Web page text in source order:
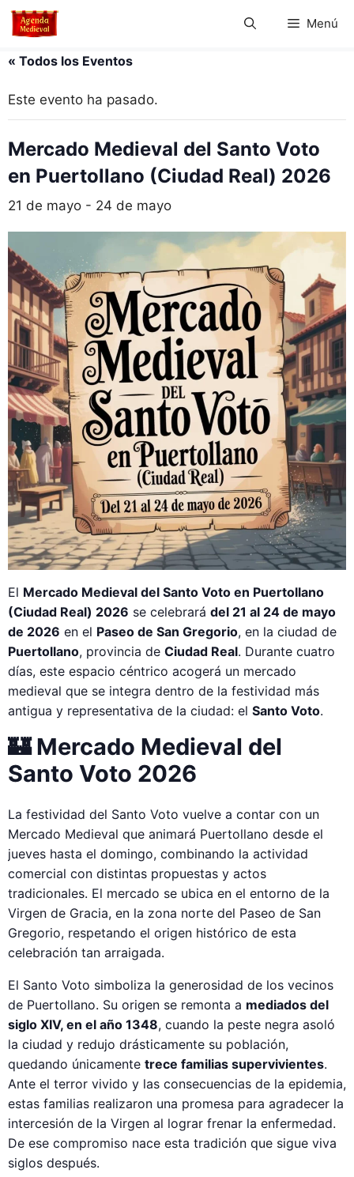
Saltar
Menú
« Todos los Eventos
Este evento ha pasado.
Mercado Medieval del Santo Voto
en Puertollano (Ciudad Real) 2026
21 de mayo - 24 de mayo
El Mercado Medieval del Santo Voto en Puertollano
(Ciudad Real) 2026 se celebrará del 21 al 24 de mayo
de 2026 en el Paseo de San Gregorio, en la ciudad de
Puertollano, provincia de Ciudad Real. Durante cuatro
días, este espacio céntrico acogerá un mercado
medieval que se integra dentro de la festividad más
antigua y representativa de la ciudad: el Santo Voto.
🏰 Mercado Medieval del
Santo Voto 2026
La festividad del Santo Voto vuelve a contar con un
Mercado Medieval que animará Puertollano desde el
jueves hasta el domingo, combinando la actividad
comercial con distintas propuestas y actos
tradicionales. El mercado se ubica en el entorno de la
Virgen de Gracia, en la zona norte del Paseo de San
Gregorio, respetando el origen histórico de esta
celebración tan arraigada.
El Santo Voto simboliza la generosidad de los vecinos
de Puertollano. Su origen se remonta a mediados del
siglo XIV, en el año 1348, cuando la peste negra asoló
la ciudad y redujo drásticamente su población,
quedando únicamente trece familias supervivientes.
Ante el terror vivido y las consecuencias de la epidemia,
estas familias realizaron una promesa para agradecer la
intercesión de la Virgen al lograr frenar la enfermedad.
De ese compromiso nace esta tradición que sigue viva
siglos después.